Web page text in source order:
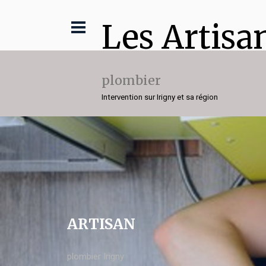
Les
plombier
Intervention sur Irigny et sa région
ARTISAN
plombier Irigny